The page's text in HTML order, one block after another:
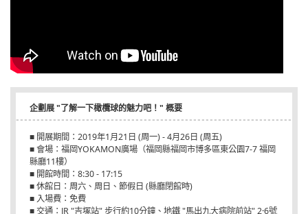
企劃展 "了解一下橄欖球的魅力吧！" 概要
■ 開展期間：2019年1月21日 (周一) - 4月26日 (周五)
■ 會場：福岡YOKAMON廣場（福岡縣福岡市博多區東公園7-7 福岡
縣廳11樓）
■ 開館時間：8:30 - 17:15
■ 休館日：周六、周日、節假日 (縣廳閉館時)
■ 入場費：免費
■ 交通：JR "吉塚站" 步行約10分鐘、地鐵 "馬出九大病院前站" 2·6號